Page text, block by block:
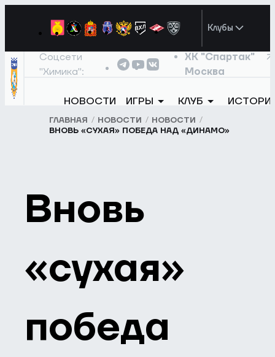
Клубы
Соцсети
"Химика":
ХК "Спартак"
Москва
НОВОСТИ ИГРЫ КЛУБ
ГЛАВНАЯ НОВОСТИ
НОВОСТИ
ВНОВЬ «СУХАЯ» ПОБЕДА НАД «ДИНАМО»
Вновь
«сухая»
победа